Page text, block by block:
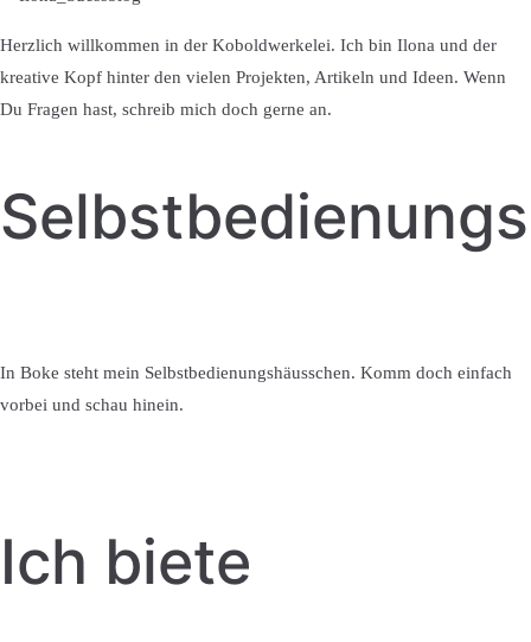
Herzlich willkommen in der Koboldwerkelei. Ich bin Ilona und der
kreative Kopf hinter den vielen Projekten, Artikeln und Ideen. Wenn
Du Fragen hast, schreib mich doch gerne an.
In Boke steht mein Selbstbedienungshäusschen. Komm doch einfach
vorbei und schau hinein.
Ich biete